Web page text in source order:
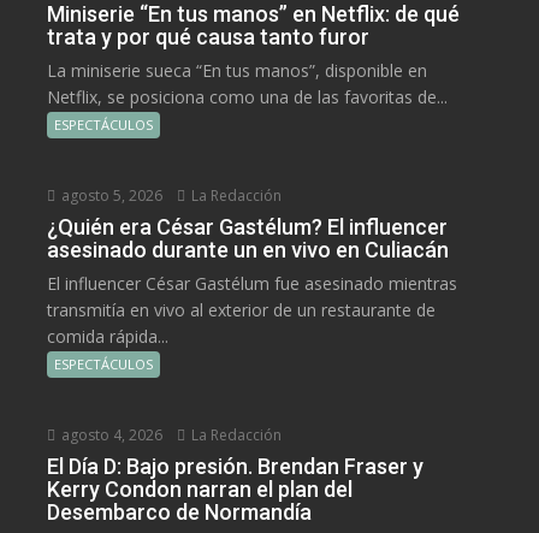
Miniserie “En tus manos” en Netflix: de qué
trata y por qué causa tanto furor
La miniserie sueca “En tus manos”, disponible en
Netflix, se posiciona como una de las favoritas de...
ESPECTÁCULOS
agosto 5, 2026 La Redacción
¿Quién era César Gastélum? El influencer
asesinado durante un en vivo en Culiacán
El influencer César Gastélum fue asesinado mientras
transmitía en vivo al exterior de un restaurante de
comida rápida...
ESPECTÁCULOS
agosto 4, 2026 La Redacción
El Día D: Bajo presión. Brendan Fraser y
Kerry Condon narran el plan del
Desembarco de Normandía